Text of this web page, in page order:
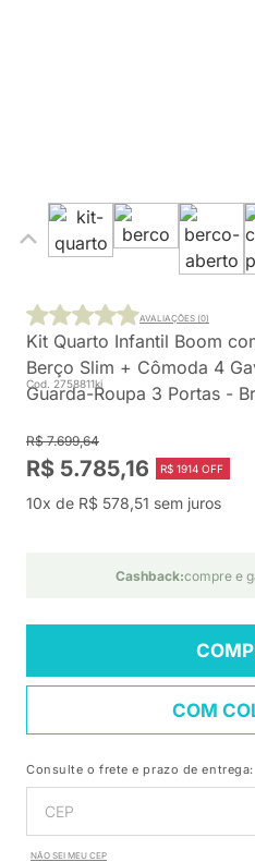
Kit Quarto Infantil Boom
Berço Slim + Cômoda 4
Guarda-Roupa 3 Portas -
Cod. 2758811ki
AVALIAÇÕES (0)
R$ 7.699,64
R$ 5.785,16 R$ 1914 OFF
10x de R$ 578,51 sem juros
Cashback:compre e
COM
Consulte o frete e prazo de entrega:
NÃO SEI MEU CEP